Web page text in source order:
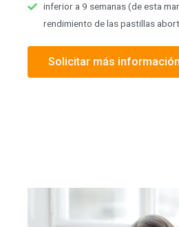
inferior a 9 semanas (de esta
rendimiento de las pastillas
Solicitar más información